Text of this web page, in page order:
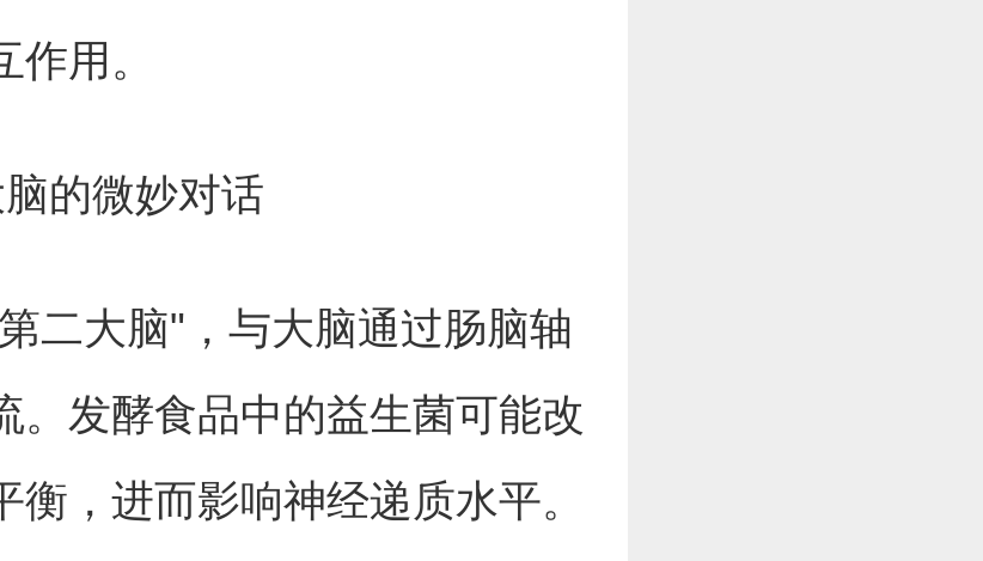
用。
的微妙对话
二大脑"，与大脑通过肠脑轴
。发酵食品中的益生菌可能改
衡，进而影响神经递质水平。